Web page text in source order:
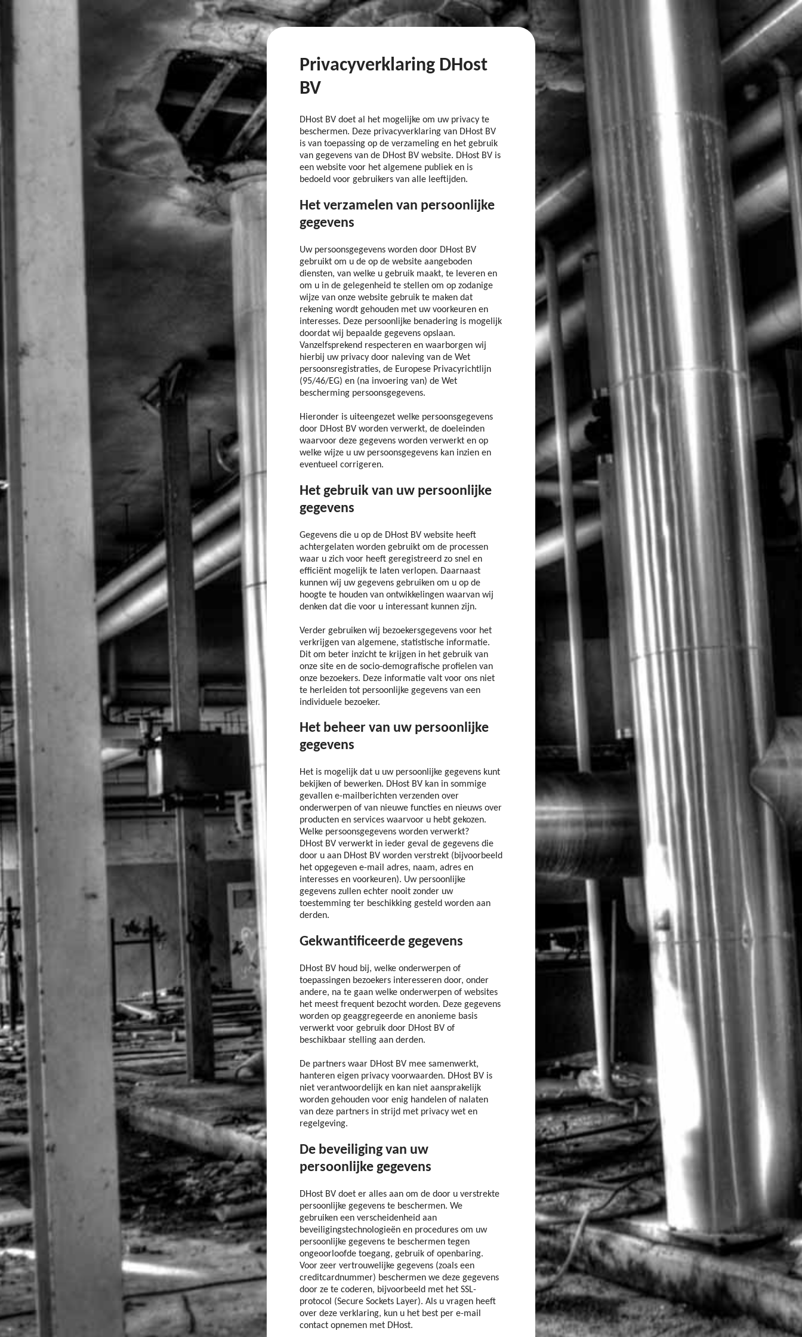
Privacyverklaring DHost
BV
DHost BV doet al het mogelijke om uw privacy te
beschermen. Deze privacyverklaring van DHost BV
is van toepassing op de verzameling en het gebruik
van gegevens van de DHost BV website. DHost BV is
een website voor het algemene publiek en is
bedoeld voor gebruikers van alle leeftijden.
Het verzamelen van persoonlijke
gegevens
Uw persoonsgegevens worden door DHost BV
gebruikt om u de op de website aangeboden
diensten, van welke u gebruik maakt, te leveren en
om u in de gelegenheid te stellen om op zodanige
wijze van onze website gebruik te maken dat
rekening wordt gehouden met uw voorkeuren en
interesses. Deze persoonlijke benadering is mogelijk
doordat wij bepaalde gegevens opslaan.
Vanzelfsprekend respecteren en waarborgen wij
hierbij uw privacy door naleving van de Wet
persoonsregistraties, de Europese Privacyrichtlijn
(95/46/EG) en (na invoering van) de Wet
bescherming persoonsgegevens.
Hieronder is uiteengezet welke persoonsgegevens
door DHost BV worden verwerkt, de doeleinden
waarvoor deze gegevens worden verwerkt en op
welke wijze u uw persoonsgegevens kan inzien en
eventueel corrigeren.
Het gebruik van uw persoonlijke
gegevens
Gegevens die u op de DHost BV website heeft
achtergelaten worden gebruikt om de processen
waar u zich voor heeft geregistreerd zo snel en
efficiënt mogelijk te laten verlopen. Daarnaast
kunnen wij uw gegevens gebruiken om u op de
hoogte te houden van ontwikkelingen waarvan wij
denken dat die voor u interessant kunnen zijn.
Verder gebruiken wij bezoekersgegevens voor het
verkrijgen van algemene, statistische informatie.
Dit om beter inzicht te krijgen in het gebruik van
onze site en de socio-demografische profielen van
onze bezoekers. Deze informatie valt voor ons niet
te herleiden tot persoonlijke gegevens van een
individuele bezoeker.
Het beheer van uw persoonlijke
gegevens
Het is mogelijk dat u uw persoonlijke gegevens kunt
bekijken of bewerken. DHost BV kan in sommige
gevallen e-mailberichten verzenden over
onderwerpen of van nieuwe functies en nieuws over
producten en services waarvoor u hebt gekozen.
Welke persoonsgegevens worden verwerkt?
DHost BV verwerkt in ieder geval de gegevens die
door u aan DHost BV worden verstrekt (bijvoorbeeld
het opgegeven e-mail adres, naam, adres en
interesses en voorkeuren). Uw persoonlijke
gegevens zullen echter nooit zonder uw
toestemming ter beschikking gesteld worden aan
derden.
Gekwantificeerde gegevens
DHost BV houd bij, welke onderwerpen of
toepassingen bezoekers interesseren door, onder
andere, na te gaan welke onderwerpen of websites
het meest frequent bezocht worden. Deze gegevens
worden op geaggregeerde en anonieme basis
verwerkt voor gebruik door DHost BV of
beschikbaar stelling aan derden.
De partners waar DHost BV mee samenwerkt,
hanteren eigen privacy voorwaarden. DHost BV is
niet verantwoordelijk en kan niet aansprakelijk
worden gehouden voor enig handelen of nalaten
van deze partners in strijd met privacy wet en
regelgeving.
De beveiliging van uw
persoonlijke gegevens
DHost BV doet er alles aan om de door u verstrekte
persoonlijke gegevens te beschermen. We
gebruiken een verscheidenheid aan
beveiligingstechnologieën en procedures om uw
persoonlijke gegevens te beschermen tegen
ongeoorloofde toegang, gebruik of openbaring.
Voor zeer vertrouwelijke gegevens (zoals een
creditcardnummer) beschermen we deze gegevens
door ze te coderen, bijvoorbeeld met het SSL-
protocol (Secure Sockets Layer). Als u vragen heeft
over deze verklaring, kun u het best per e-mail
contact opnemen met DHost.